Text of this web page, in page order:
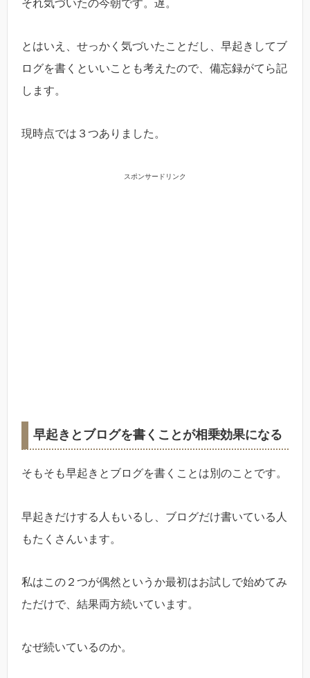
それ気づいたの今朝です。遅。
とはいえ、せっかく気づいたことだし、早起きしてブ
ログを書くといいことも考えたので、備忘録がてら記
します。
現時点では３つありました。
スポンサードリンク
早起きとブログを書くことが相乗効果になる
そもそも早起きとブログを書くことは別のことです。
早起きだけする人もいるし、ブログだけ書いている人
もたくさんいます。
私はこの２つが偶然というか最初はお試しで始めてみ
ただけで、結果両方続いています。
なぜ続いているのか。